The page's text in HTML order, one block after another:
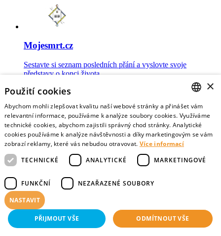
Mojesmrt.cz
Sestavte si seznam posledních přání a vyslovte svoje
představy o konci života
Data o umírání
Nejnovější data o postojích veřejnosti a zdravotníků k umírání
Virtuální vzpomínky
Sdílejte vzpomínky na své blízké zemřelé
CZECH
ENGLISH
×
Použití cookies
Abychom mohli zlepšovat kvalitu naší webové stránky a přinášet vám
relevantní informace, používáme k analýze soubory cookies. Využíváme
technické cookies, abychom zajistili správný chod stránky. Analytické
cookies používáme k analýze návštěvnosti a díky marketingovým se vám
zobrazí reklamy, které vás nebudou otravovat. Více informací
TECHNICKÉ
ANALYTICKÉ MARKETINGOVÉ
FUNKČNÍ NEZAŘAZENÉ SOUBORY
NASTAVIT
PŘIJMOUT VŠE ODMÍTNOUT VŠE